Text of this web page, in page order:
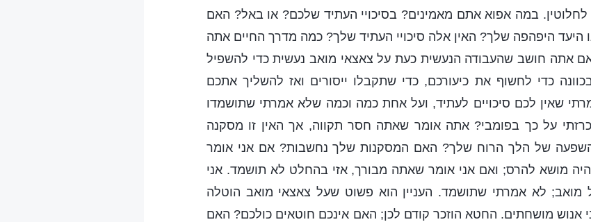
במה אפוא אתם מאמינים? בסיכויי העתיד שלכם? או באל? האם
היעד היפהפה שלך? האין אלה סיכויי העתיד שלך? כמה מדרך החיים אתה
אתה חושב שהעבודה הנעשית כעת על צאצאי מואב נעשית כדי להשפיל
כדי לחשוף את כיעורכם, כדי שתקבלו ייסורים ואז להשליך אתכם
שאין לכם סיכויים לעתיד, ועל אחת כמה וכמה שלא אמרתי שתושמדו
על כך בפומבי? אתה אומר שאתה חסר תקווה, אך האין זו מסקנה
של הלך הרוח שלך? האם המסקנות שלך נחשבות? אם אני אומר
מושא להרס; ואם אני אומר שאתה מבורך, אזי בהחלט לא תושמד. אני
לא אמרתי שתושמד. העניין הוא פשוט שעל צאצאי מואב הוטלה
אנוש מושחתים. החטא הוזכר קודם לכן; האם אינכם חוטאים כולכם? האם